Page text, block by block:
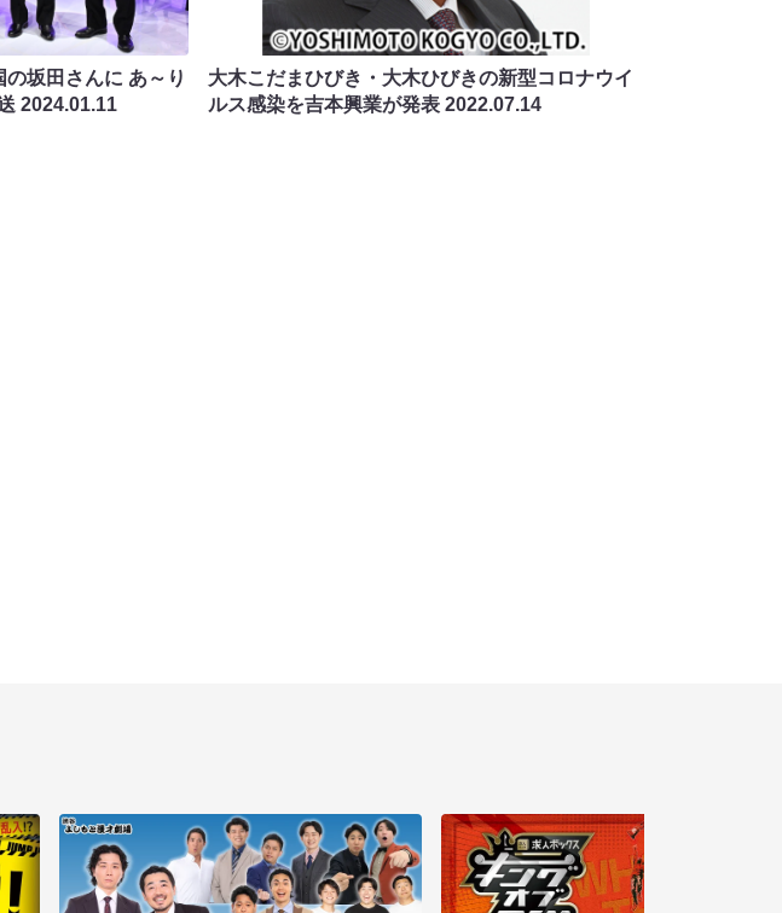
の坂田さんに あ～り
2024.01.11
大木こだまひびき・大木ひびきの新型コロナウイ
ルス感染を吉本興業が発表 2022.07.14